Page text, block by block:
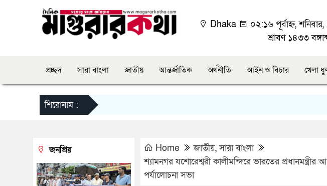
Dhaka
০২:১৬ পূর্বাহ্ন,
শ্রাবণ ১৪৩৩
প্রচ্ছদ সারা বাংলা জাতীয় আন্তর্জাতিক অর্থনীতি আইন ও বিচার খেলা
শিরোনাম :
Home জাতীয়,সারা বাংলা
শ্যামনগর যশোরেশ্বরী কালীমন্দিরে ভারতের
পর্যালোচনা সভা
জনপ্রিয়